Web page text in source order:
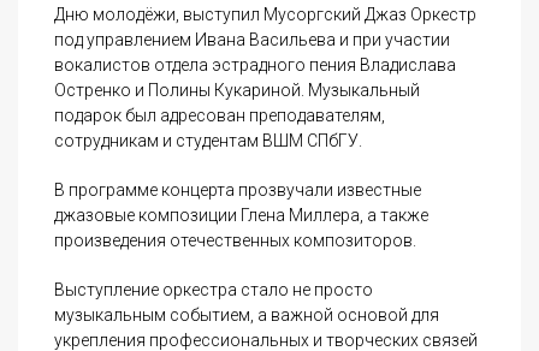
Дню молодёжи, выступил Мусоргский Джаз Оркестр
под управлением Ивана Васильева и при участии
вокалистов отдела эстрадного пения Владислава
Остренко и Полины Кукариной. Музыкальный
подарок был адресован преподавателям,
сотрудникам и студентам ВШМ СПбГУ.
В программе концерта прозвучали известные
джазовые композиции Глена Миллера, а также
произведения отечественных композиторов.
Выступление оркестра стало не просто
музыкальным событием, а важной основой для
укрепления профессиональных и творческих связей